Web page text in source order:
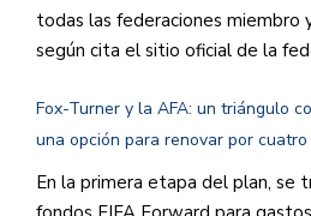
todas las federaciones miembro
según cita el sitio oficial de la
Fox-Turner y la AFA: un triángulo
una opción para renovar por cuatro
En la primera etapa del plan, se